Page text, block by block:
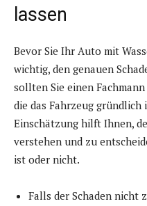
lassen
Bevor Sie Ihr Auto mit
wichtig, den genauen
sollten Sie einen
die das Fahrzeug
Einschätzung hilft Ihnen,
verstehen und zu
ist oder nicht.
Falls der Schaden nicht